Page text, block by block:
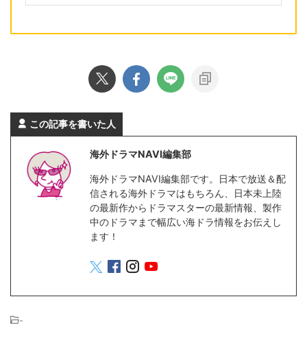
この記事を書いた人
海外ドラマNAVI編集部
海外ドラマNAVI編集部です。日本で放送＆配
信される海外ドラマはもちろん、日本未上陸
の最新作からドラマスターの最新情報、製作
中のドラマまで幅広い海ドラ情報をお伝えし
ます！
-